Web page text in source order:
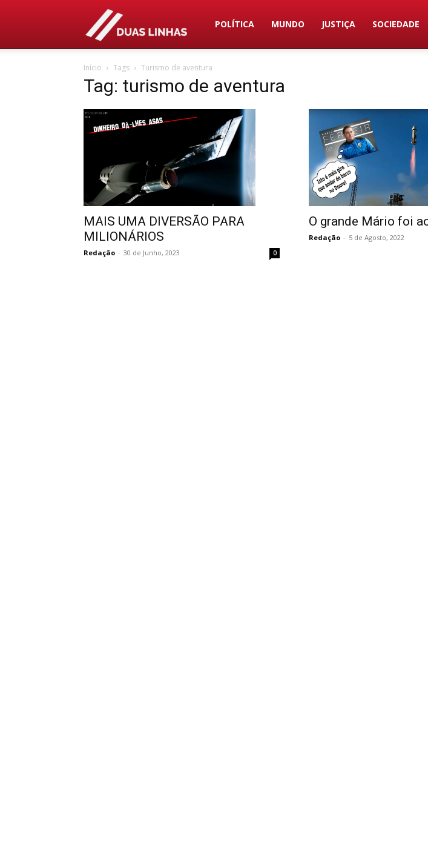
Duas
Linhas
POLÍTICA MUNDO JUSTIÇA SOCIEDADE
Início Tags Turismo de aventura
Tag: turismo de aventura
MAIS UMA DIVERSÃO PARA
MILIONÁRIOS
Redação - 30 de Junho, 2023 0
O grande Mário foi
Redação - 5 de Agosto, 2022